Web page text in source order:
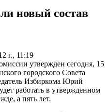
новый состав
г., 11:19
утвержден сегодня, 15
городского Совета
Избиркома Юрий
работать в утвержденном
а пять лет.